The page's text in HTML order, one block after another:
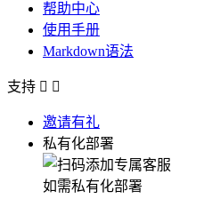
帮助中心
使用手册
Markdown语法
支持  
邀请有礼
私有化部署
如需私有化部署